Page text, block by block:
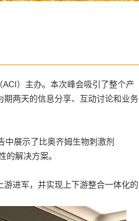
）主办。本次峰会吸引了整个产
两天的信息分享、互动讨论和业务
展示了比奥齐姆生物刺激剂
解决方案。
进军，并实现上下游整合一体化的